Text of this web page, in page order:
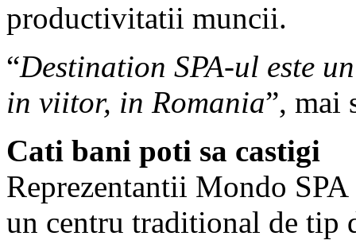
productivitatii muncii.
“Destination SPA-ul este
in viitor, in Romania”, mai
Cati bani poti sa castigi
Reprezentantii Mondo
un centru traditional de tip